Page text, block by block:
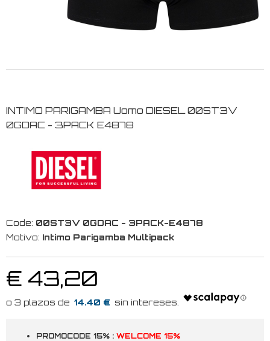
INTIMO PARIGAMBA Uomo DIESEL 00ST3V
0GDAC - 3PACK E4878
Code: 00ST3V 0GDAC - 3PACK-E4878
Motivo: Intimo Parigamba Multipack
€ 43,20
14.40 €
PROMOCODE 15% : WELCOME 15%